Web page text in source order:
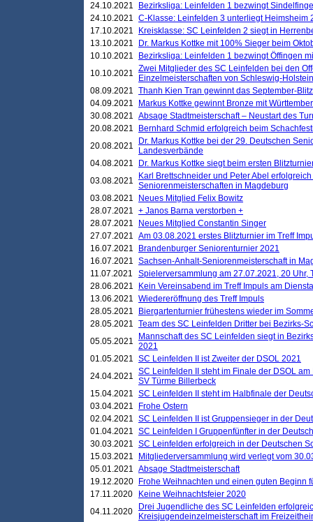
24.10.2021
Bezirksliga: Leinfelden 1 bezwingt
24.10.2021 C-Klasse: Leinfelden 3 unterliegt Heimsheim
17.10.2021
Kreisklasse: SC Leinfelden 2 siegt in
13.10.2021
Dr. Markus Kottke mit 100% Sieger beim
10.10.2021
Bezirksliga: Leinfelden 1 bezwingt Öffingen
10.10.2021 Zwei Mitglieder des SC Leinfelden bei den
Einzelmeisterschaften von Schleswig-
08.09.2021 Thanh Kien Tran gewinnt das September-
04.09.2021
Markus Kottke gewinnt Bronze mit
30.08.2021 Absage Stadtmeisterschaft – Neustart des
20.08.2021
Bernhard Schmid erfolgreich beim
20.08.2021
Dr. Markus Kottke bei der 29. Deutschen
Landesverbände
04.08.2021
Dr. Markus Kottke siegt beim ersten
03.08.2021
Karl Brettschneider und Peter Abel
Seniorenmeisterschaften in Magdeburg
03.08.2021
Neues Mitglied Felix Bowitz
28.07.2021 + Janos Barna verstorben +
28.07.2021
Neues Mitglied Constantin Singer
27.07.2021 Am 03.08.2021 erstes Blitzturnier im Treff
16.07.2021
Brandenburger Seniorenturnier 2021
16.07.2021 Sachsen-Anhalt-Seniorenmeisterschaft in
11.07.2021
Spielerversammlung am 27.07.2021, 20 Uhr,
28.06.2021
Kein Vereinsabend im Treff Impuls am
13.06.2021 Wiedereröffnung des Treff Impuls
28.05.2021
Biergartenturnier frühestens wieder im
28.05.2021 Team des SC Leinfelden Dritter bei Bezirks-
05.05.2021
Mannschaft des SC Leinfelden siegt in
2021
01.05.2021 SC Leinfelden II ist Zweiter der DSOL 2021
24.04.2021 SC Leinfelden II steht im Finale der DSOL
SV Türme Billerbeck
15.04.2021 SC Leinfelden II steht im Halbfinale der
03.04.2021
Frohe Ostern
02.04.2021 SC Leinfelden II ist Gruppensieger in der
01.04.2021 SC Leinfelden I Gruppenfünfter in der
30.03.2021 SC Leinfelden erfolgreich in der Deutschen
15.03.2021
Mitgliederversammlung wird verlegt vom
05.01.2021 Absage Stadtmeisterschaft
19.12.2020
Frohe Weihnachten und einen guten Beginn
17.11.2020
Keine Weihnachtsfeier 2020
04.11.2020
Drei Jugendliche des SC Leinfelden
Kreisjugendeinzelmeisterschaft im